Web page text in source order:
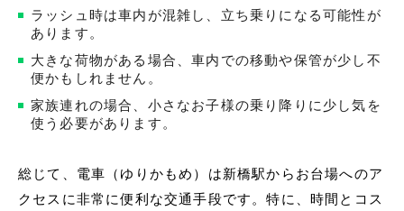
ラッシュ時は車内が混雑し、立ち乗りになる可能性が
あります。
大きな荷物がある場合、車内での移動や保管が少し不
便かもしれません。
家族連れの場合、小さなお子様の乗り降りに少し気を
使う必要があります。
総じて、電車（ゆりかもめ）は新橋駅からお台場へのア
クセスに非常に便利な交通手段です。特に、時間とコス